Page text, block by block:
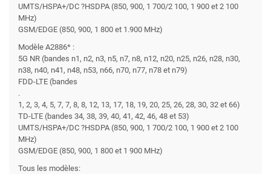
UMTS/HSPA+/DC ?HSDPA (850, 900, 1 700/2 100, 1 900 et 2 100
MHz)
GSM/EDGE (850, 900, 1 800 et 1.900 MHz)
Modèle A2886* :
5G NR (bandes n1, n2, n3, n5, n7, n8, n12, n20, n25, n26, n28, n30,
n38, n40, n41, n48, n53, n66, n70, n77, n78 et n79)
FDD-LTE (bandes
.
1, 2, 3, 4, 5, 7, 7, 8, 8, 12, 13, 17, 18, 19, 20, 25, 26, 28, 30, 32 et 66)
TD-LTE (bandes 34, 38, 39, 40, 41, 42, 46, 48 et 53)
UMTS/HSPA+/DC ?HSDPA (850, 900, 1 700/2 100, 1 900 et 2 100
MHz)
GSM/EDGE (850, 900, 1 800 et 1 900 MHz)
Tous les modèles: